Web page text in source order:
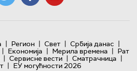
| Регион | Свет | Србија данас |
| Економија | Мерила времена | Рат
| Сервисне вести | Сматрачница |
| ЕУ могућности 2026